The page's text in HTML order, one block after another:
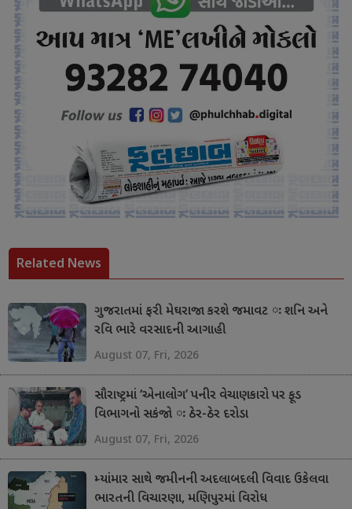
Related News
ગુજરાતમાં ફરી મેઘરાજા કરશે જમાવટ ઃ શનિ અને
રવિ ભારે વરસાદની આગાહી
August 07, Fri, 2026
સૌરાષ્ટ્રમાં ‘એનાલોગ’ પનીર વેચાણકારો પર ફૂડ
વિભાગનો સકંજો ઃ ઠેર-ઠેર દરોડા
August 07, Fri, 2026
મ્યાંમાર સાથે જમીનની અદલાબદલી વિવાદ ઉકેલવા
ભારતની વિચારણા, મણિપુરમાં વિરોધ